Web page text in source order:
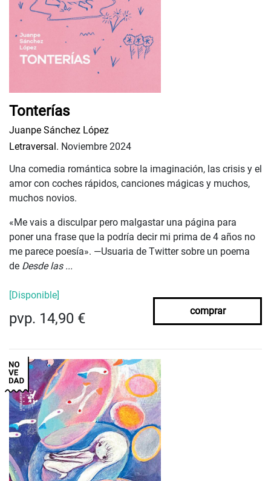
Tonterías
Juanpe Sánchez López
Letraversal. Noviembre 2024
Una comedia romántica sobre la imaginación, las crisis y el
amor con coches rápidos, canciones mágicas y muchos,
muchos novios.
«Me vais a disculpar pero malgastar una página para
poner una frase que la podría decir mi prima de 4 años no
me parece poesía». —Usuaria de Twitter sobre un poema
de Desde las ...
[Disponible]
pvp. 14,90 € comprar